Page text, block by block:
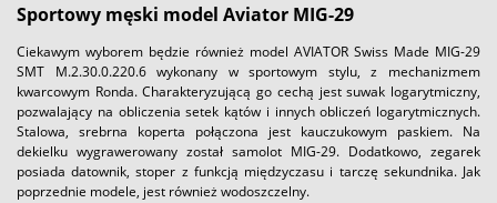
Sportowy męski model Aviator MIG-29
Ciekawym wyborem będzie również model AVIATOR Swiss Made MIG-29
SMT M.2.30.0.220.6 wykonany w sportowym stylu, z mechanizmem
kwarcowym Ronda. Charakteryzującą go cechą jest suwak logarytmiczny,
pozwalający na obliczenia setek kątów i innych obliczeń logarytmicznych.
Stalowa, srebrna koperta połączona jest kauczukowym paskiem. Na
dekielku wygrawerowany został samolot MIG-29. Dodatkowo, zegarek
posiada datownik, stoper z funkcją międzyczasu i tarczę sekundnika. Jak
poprzednie modele, jest również wodoszczelny.